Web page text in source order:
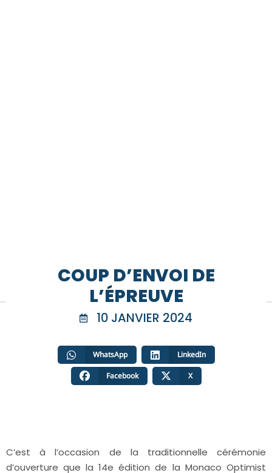
COUP D’ENVOI DE
L’ÉPREUVE
10 JANVIER 2024
WhatsApp LinkedIn
Facebook X
C’est à l’occasion de la traditionnelle cérémonie
d’ouverture que la 14e édition de la Monaco Optimist